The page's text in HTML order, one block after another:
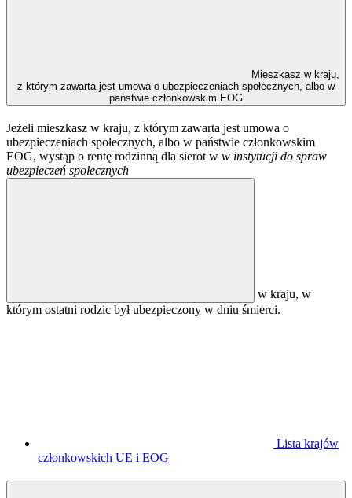
Mieszkasz w kraju,
z którym zawarta jest umowa o ubezpieczeniach społecznych, albo w
państwie członkowskim EOG
Jeżeli mieszkasz w kraju, z którym zawarta jest umowa o
ubezpieczeniach społecznych, albo w państwie członkowskim
EOG, wystąp o rentę rodzinną dla sierot w w instytucji do spraw
ubezpieczeń społecznych
w kraju, w
którym ostatni rodzic był ubezpieczony w dniu śmierci.
Lista krajów
członkowskich UE i EOG